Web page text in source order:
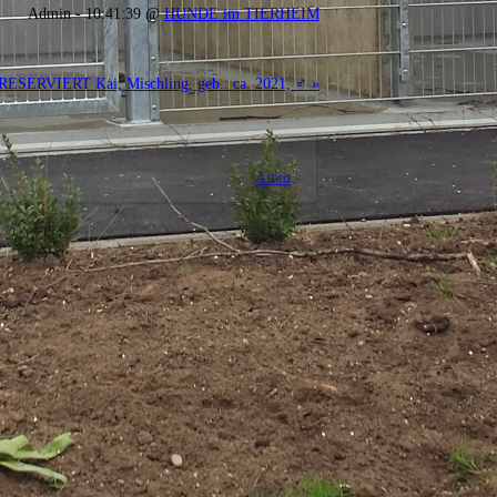
Admin - 10:41:39 @HUNDE im TIERHEIM
Kai, Mischling, geb.: ca. 2021, ♂ »
Atom